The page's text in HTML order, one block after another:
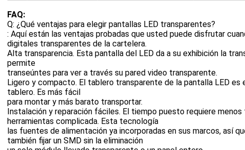
FAQ:
Q: ¿Qué ventajas para elegir pantallas LED transparentes?
: Aquí están las ventajas probadas que usted puede disfrutar
digitales transparentes de la cartelera.
Alta transparencia. Esta pantalla del LED da a su exhibición la
permite
transeúntes para ver a través su pared video transparente.
Ligero y compacto. El tablero transparente de la pantalla LED
tablero. Es más fácil
para montar y más barato transportar.
Instalación y reparación fáciles. El tiempo puesto requiere
herramientas complicada. Esta tecnología
las fuentes de alimentación ya incorporadas en sus marcos, así
también fijar un SMD sin la eliminación